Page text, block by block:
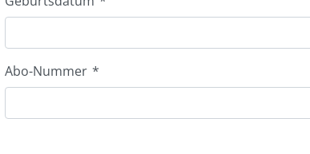
Abo-Nummer *